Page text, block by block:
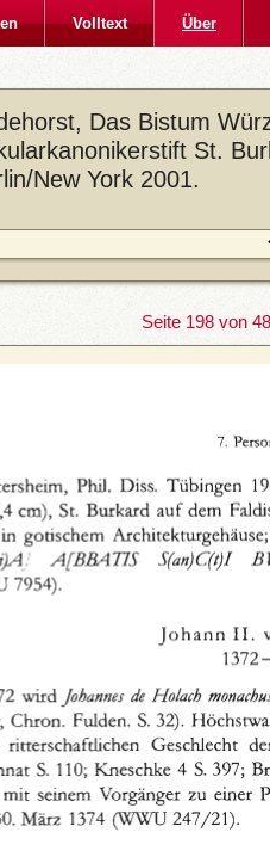
Volltext Über
Das Bistum
St.
New York 2001.
Seite 198 von